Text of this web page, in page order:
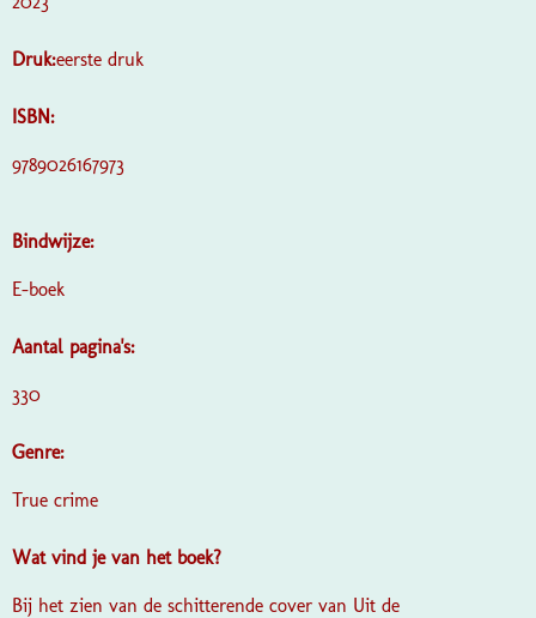
Druk:eerste druk
ISBN:
9789026167973
Bindwijze:
E-boek
Aantal pagina's:
330
Genre:
True crime
Wat vind je van het boek?
Bij het zien van de schitterende cover van Uit de